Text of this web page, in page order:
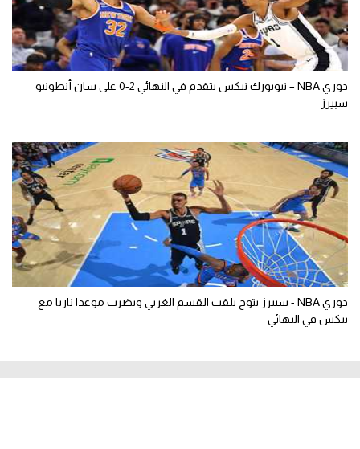
دوري NBA – نيويورك نيكس يتقدم في النهائي 2-0 على سان أنطونيو
سبيرز
دوري NBA - سبيرز يتوج بلقب القسم الغربي ويضرب موعدا ناريا مع
نيكس في النهائي